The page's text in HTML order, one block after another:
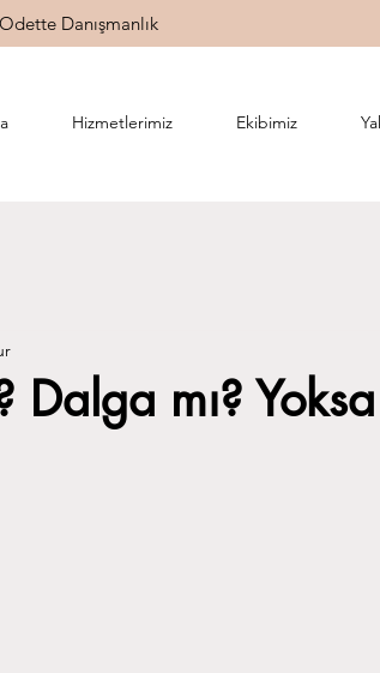
Odette Danışmanlık
Hizmetlerimiz Ekibimiz
mı? Yoksa